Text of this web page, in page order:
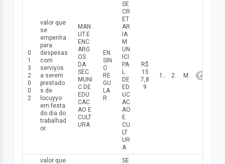
0
1
3
2
0
0
2
valor que
se
empenha
para
despesas
com
serviуos
a serem
prestado
s de
locuууo
em festa
do dia do
trabalhad
or.
MAN
UT.E
ENC
ARG
OS
DA
SEC.
MUNI
C.DE
EDU
CAC
AO E
CULT
URA
EN
SIN
O
RE
GU
LA
R
SE
CR
ET
AR
IA
M
UN
ICI
PA
L
DE
ED
UC
AC
AO
E
CU
LT
UR
A
R$
15
7,8
9
12/05/2026 2026 Maio
valor que
SE